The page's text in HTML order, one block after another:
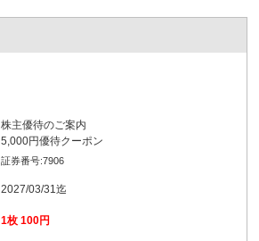
株主優待のご案内
5,000円優待クーポン
証券番号:7906
2027/03/31迄
1枚 100円